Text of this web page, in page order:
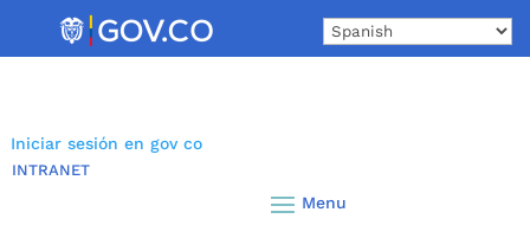
Iniciar sesión en gov co
INTRANET